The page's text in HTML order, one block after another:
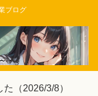
ブログ
（2026/3/8）